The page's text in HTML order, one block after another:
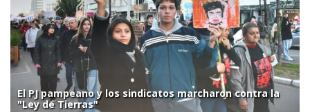
El PJ pampeano y los sindicatos marcharon contra la
"Ley de Tierras"